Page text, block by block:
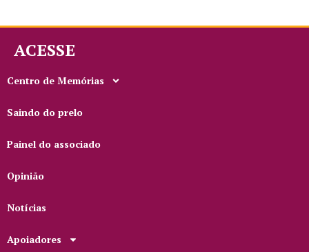
ACESSE
Centro de Memórias
Saindo do prelo
Painel do associado
Opinião
Notícias
Apoiadores